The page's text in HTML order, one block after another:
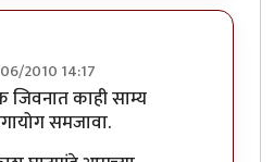
2010 14:17
जिवनात काही साम्य
समजावा.